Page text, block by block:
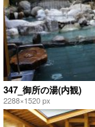
347_御所の湯(内観)
2288×1520 px